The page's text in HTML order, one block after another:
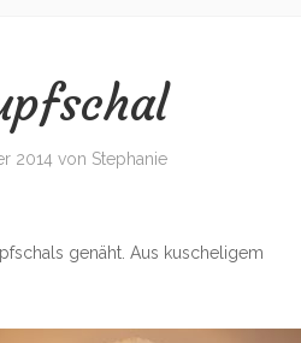
2014 von Stephanie
genäht. Aus kuscheligem